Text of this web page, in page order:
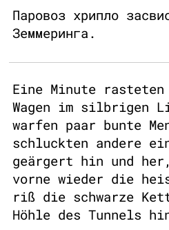
Паровоз хрипло
Земмеринга.
Eine Minute rasteten
Wagen im silbrigen
warfen paar bunte
schluckten andere
geärgert hin und
vorne wieder die
riß die schwarze
Höhle des Tunnels